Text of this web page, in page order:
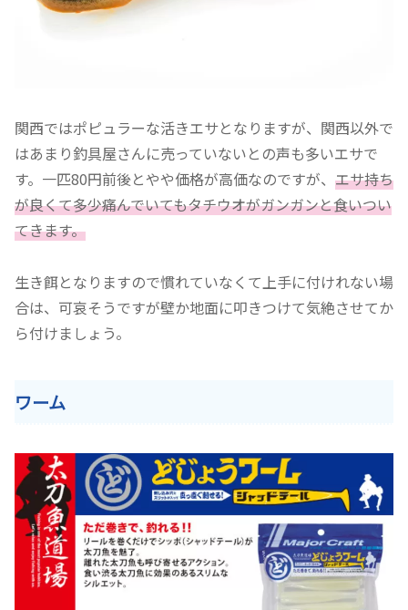
関西ではポピュラーな活きエサとなりますが、関西以外で
はあまり釣具屋さんに売っていないとの声も多いエサで
す。一匹80円前後とやや価格が高価なのですが、 エサ持ち
が良くて多少痛んでいてもタチウオがガンガンと食いつい
てきます。
生き餌となりますので慣れていなくて上手に付けれない場
合は、可哀そうですが壁か地面に叩きつけて気絶させてか
ら付けましょう。
ワーム